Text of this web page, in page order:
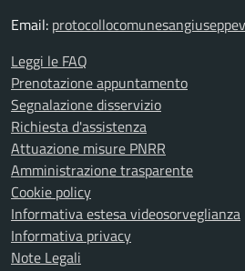
Email:
Leggi le FAQ
Prenotazione appuntamento
Segnalazione disservizio
Richiesta d'assistenza
Attuazione misure PNRR
Amministrazione trasparente
Cookie policy
Informativa estesa videosorveglianza
Informativa privacy
Note Legali